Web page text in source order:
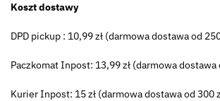
Koszt dostawy
DPD pickup : 10,99 zł (darmowa dostawa od
Paczkomat Inpost: 13,99 zł (darmowa dostawa
Kurier Inpost: 15 zł (darmowa dostawa od 300